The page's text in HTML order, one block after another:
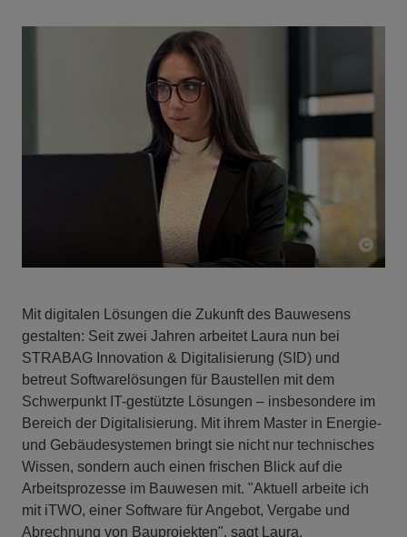
Mit digitalen Lösungen die Zukunft des Bauwesens
gestalten: Seit zwei Jahren arbeitet Laura nun bei
STRABAG Innovation & Digitalisierung (SID) und
betreut Softwarelösungen für Baustellen mit dem
Schwerpunkt IT-gestützte Lösungen – insbesondere im
Bereich der Digitalisierung. Mit ihrem Master in Energie-
und Gebäudesystemen bringt sie nicht nur technisches
Wissen, sondern auch einen frischen Blick auf die
Arbeitsprozesse im Bauwesen mit. "Aktuell arbeite ich
mit iTWO, einer Software für Angebot, Vergabe und
Abrechnung von Bauprojekten", sagt Laura.